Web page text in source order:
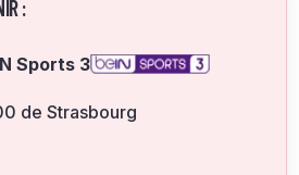
:
Sports 3
de Strasbourg